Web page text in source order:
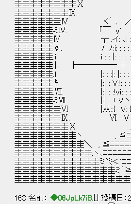
圭圭圭圭圭圭圭圭
圭圭圭圭圭圭圭Ⅸ. ,
圭圭圭圭圭圭Ⅳ. く´ ､ .
圭圭圭圭圭ミⅣ. 「￣ y':
圭圭圭圭圭Ⅳ ┬ .イ: ､: : :
圭圭圭圭圭φ. /: /:i: : : : :
圭圭圭圭圭.i i : : |: : : : : : :
圭圭圭圭圭.|.. ┣━━━━━ ┼
圭圭圭圭圭.l |: : :|: |: : :
圭圭圭圭圭ｷ |:| : V:!: : :
圭圭圭圭圭.Ⅷ. |:| : :!vｉ: :
圭圭圭圭圭ミⅦ |:| : :! V:
圭圭圭圭圭圭Ⅵ |从::{ V:
圭圭圭圭圭圭Ⅸ. Ⅵ ∨ ,
圭圭圭圭圭圭圭Ⅹ. /
圭圭圭圭圭圭圭圭ヽ. , ≦ﾆ
圭圭圭圭圭圭圭圭圭＼ . , ≦ﾆﾆﾆ
圭圭圭圭圭圭圭圭圭圭.ヽ､ﾆﾆﾆﾆ
圭圭圭圭圭圭圭圭圭圭圭ミ`ﾐ＜ﾞ
圭圭圭圭圭圭圭圭圭圭圭圭圭ミ
圭圭圭圭圭圭圭圭圭圭圭圭圭圭
168 名前： ◆06JpLk7iB. [] 投稿日